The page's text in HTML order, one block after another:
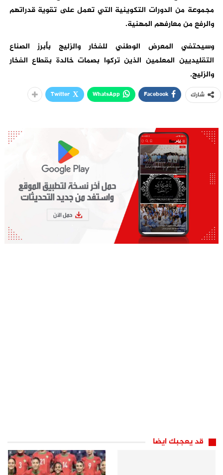
مجموعة من الدورات التكوينية التي تعمل على تقوية قدراتهم
والرفع من معارفهم المهنية.
وسيحتفي المعرض الوطني للفخار والزليج بأبرز الصناع
التقليديين المعلمين الذين تركوا بصمات خالدة بقطاع الفخار
والزليج.
شارك Facebook
WhatsApp
Twitter
قد يعجبك ايضا